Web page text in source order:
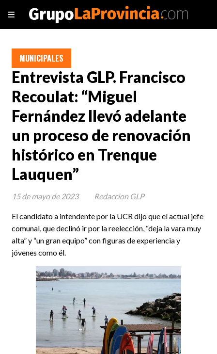
Entrevista GLP. Francisco
Recoulat: “Miguel
Fernández llevó adelante
un proceso de renovación
histórico en Trenque
Lauquen”
El candidato a intendente por la UCR dijo que el actual jefe
comunal, que declinó ir por la reelección, “deja la vara muy
alta” y “un gran equipo” con figuras de experiencia y
jóvenes como él.
MUNICIPALES
15 de mayo de 2023 Redaccion GLP